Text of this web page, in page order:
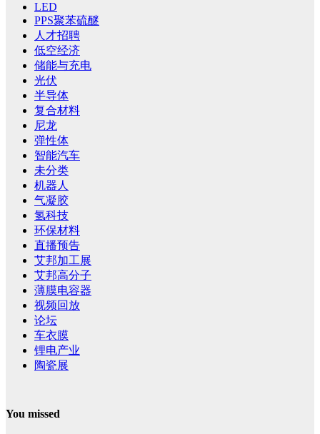
LED
PPS聚苯硫醚
人才招聘
低空经济
储能与充电
光伏
半导体
复合材料
尼龙
弹性体
智能汽车
未分类
机器人
气凝胶
氢科技
环保材料
直播预告
艾邦加工展
艾邦高分子
薄膜电容器
视频回放
论坛
车衣膜
锂电产业
陶瓷展
You missed